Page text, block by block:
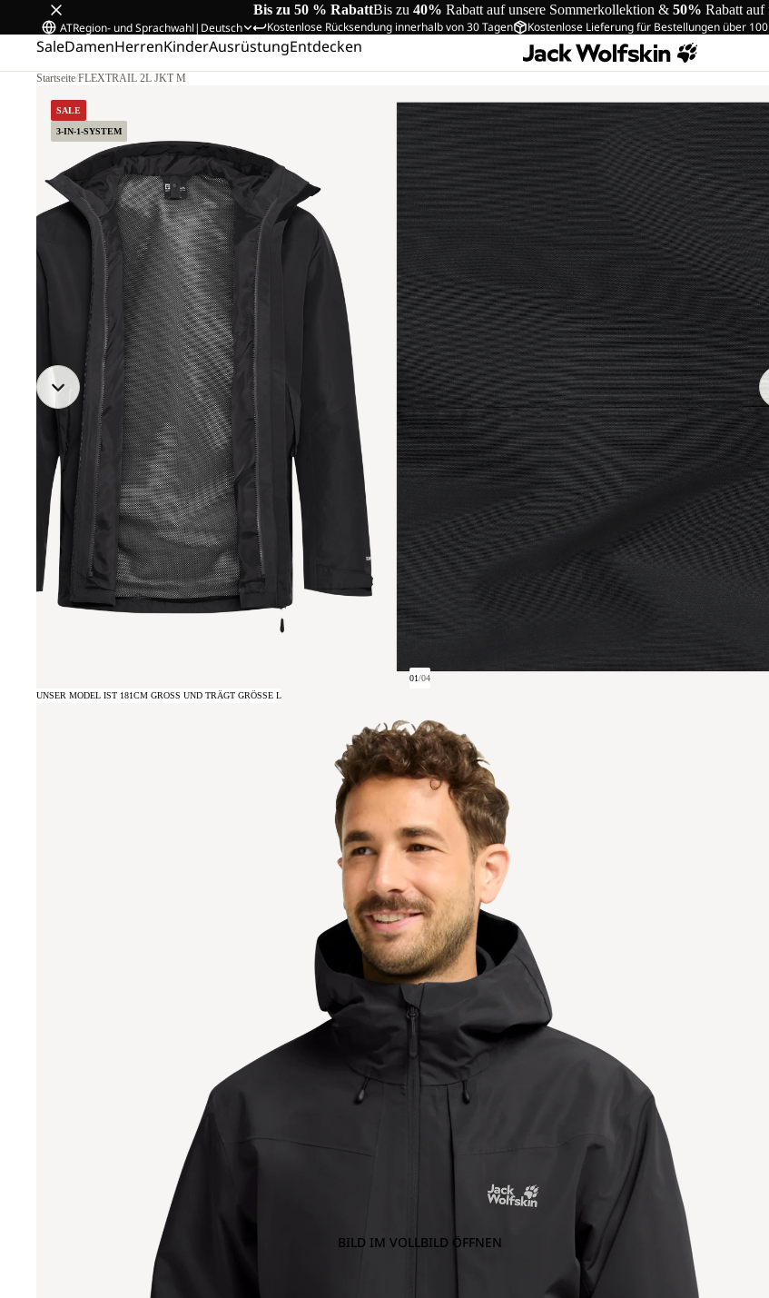
Bis zu 50 % RabattBis zu 40% Rabatt auf unsere Sommerkollektion & 50% Rabatt auf
Kostenlose Rücksendung innerhalb von 30 Tagen Kostenlose Lieferung für Bestellungen über
ATRegion- und Sprachwahl| Deutsch
SaleDamenHerrenKinderAusrüstungEntdecken
Startseite/FLEXTRAIL 2L JKT M
SALE
3-IN-1-SYSTEM
01/04
BILD IM VOLLBILD ÖFFNEN
UNSER MODEL IST 181CM GROSS UND TRÄGT GRÖSSE L